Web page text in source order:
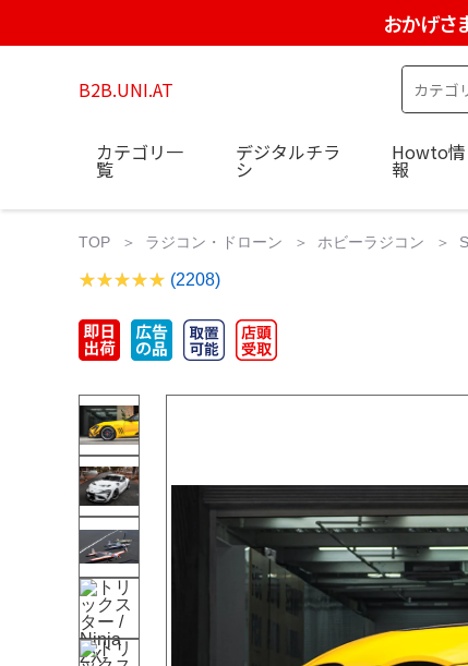
おかげさ
B2B.UNI.AT
カテゴリ一
覧
デジタルチラ
シ
Howto情
報
TOP ラジコン・ドローン ホビーラジコン
(2208)